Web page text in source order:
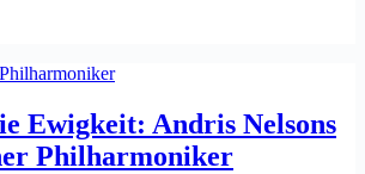
Ewigkeit: Andris Nelsons
Philharmoniker